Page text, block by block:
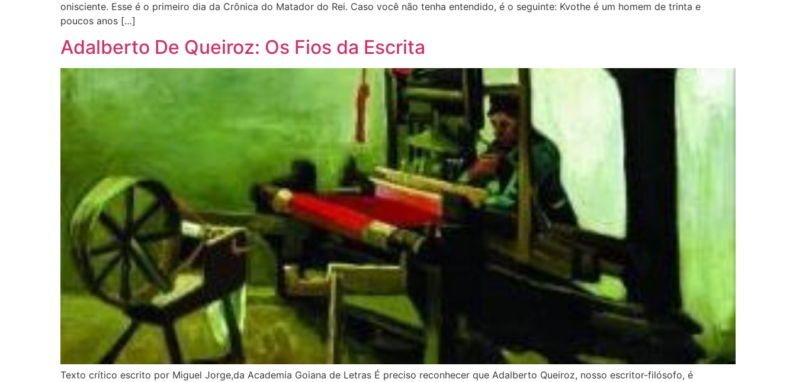
onisciente. Esse é o primeiro dia da Crônica do Matador do Rei. Caso você não tenha entendido, é o seguinte: Kvothe é um homem de trinta e
poucos anos […]
Adalberto De Queiroz: Os Fios da Escrita
Texto crítico escrito por Miguel Jorge,da Academia Goiana de Letras É preciso reconhecer que Adalberto Queiroz, nosso escritor-filósofo, é